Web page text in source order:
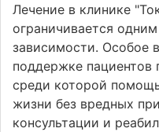
Лечение в клинике
ограничивается
зависимости. Особое
поддержке пациентов
среди которой
жизни без вредных
консультации и